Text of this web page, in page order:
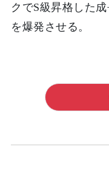
クでS級昇格した
を爆発させる。